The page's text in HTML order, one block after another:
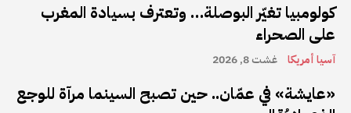
كولومبيا تغيّر البوصلة… وتعترف بسيادة المغرب
على الصحراء
آسيا أمريكا غشت 8, 2026
«عايشة» في عمّان.. حين تصبح السينما مرآة للوجع